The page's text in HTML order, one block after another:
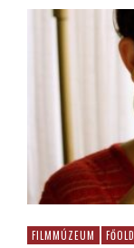
FILMMÚZEUM